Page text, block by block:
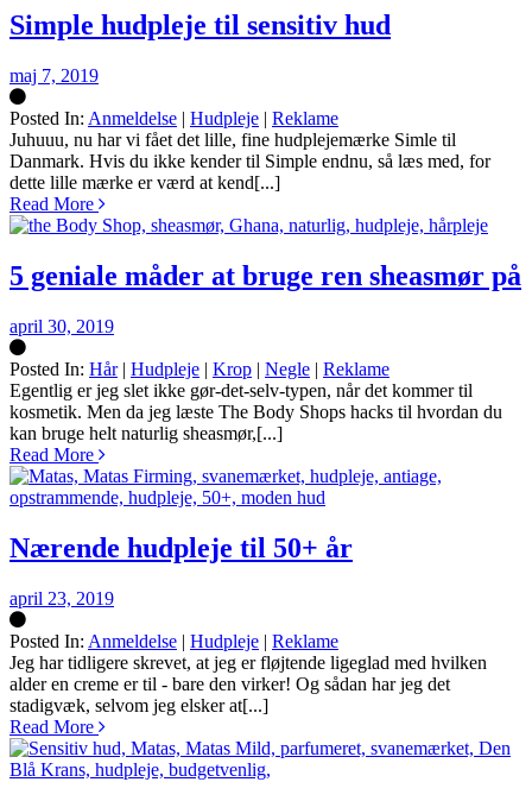
Simple hudpleje til sensitiv hud
maj 7, 2019
Posted In: Anmeldelse | Hudpleje | Reklame
Silke
Juhuuu, nu har vi fået det lille, fine hudplejemærke Simle til
Danmark. Hvis du ikke kender til Simple endnu, så læs med, for
dette lille mærke er værd at kend[...]
Read More
5 geniale måder at bruge ren sheasmør på
april 30, 2019
Posted In: Hår| Hudpleje | Krop | Negle | Reklame
Silke
Egentlig er jeg slet ikke gør-det-selv-typen, når det kommer til
kosmetik. Men da jeg læste The Body Shops hacks til hvordan du
kan bruge helt naturlig sheasmør,[...]
Read More
Nærende hudpleje til 50+ år
april 23, 2019
Posted In: Anmeldelse | Hudpleje | Reklame
Silke
Jeg har tidligere skrevet, at jeg er fløjtende ligeglad med hvilken
alder en creme er til - bare den virker! Og sådan har jeg det
stadigvæk, selvom jeg elsker at[...]
Read More